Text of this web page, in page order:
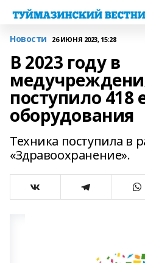
Новости 26 ИЮНЯ 2023, 15:28
В 2023 году в
поступило 418
оборудования
Техника поступила в
«Здравоохранение».